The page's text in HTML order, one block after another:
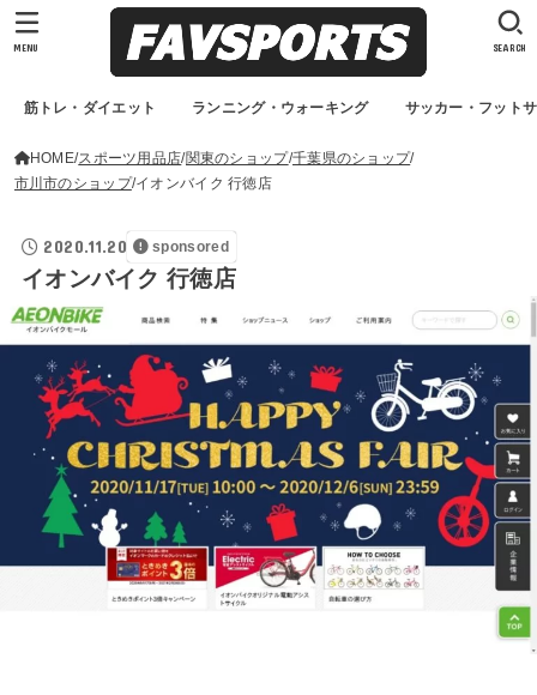
筋トレ・ダイエット ランニング・ウォーキング サッカー・フット
SEARCH
MENU
HOME スポーツ用品店 関東のショップ 千葉県のショップ
市川市のショップ イオンバイク 行徳店
2020.11.20 sponsored
イオンバイク 行徳店